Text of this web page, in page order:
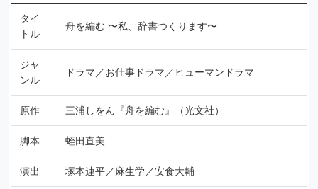
タイ
トル
舟を編む 〜私、辞書つくります〜
ジャ
ンル
ドラマ／お仕事ドラマ／ヒューマンドラマ
原作 三浦しをん『舟を編む』（光文社）
脚本 蛭田直美
演出 塚本連平／麻生学／安食大輔